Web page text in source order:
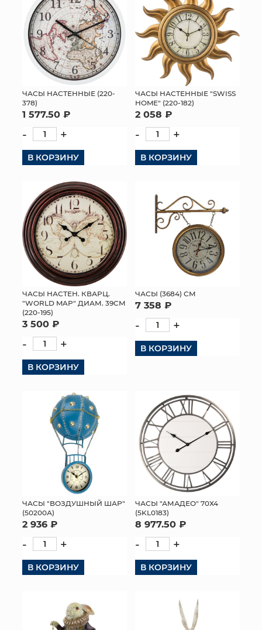
ЧАСЫ НАСТЕННЫЕ (220-
378)
1 577.50 ₽
- +
В КОРЗИНУ
ЧАСЫ НАСТЕННЫЕ "SWISS
HOME" (220-182)
2 058 ₽
- +
В КОРЗИНУ
ЧАСЫ НАСТЕН. КВАРЦ.
"WORLD MAP" ДИАМ. 39СМ
(220-195)
3 500 ₽
- +
В КОРЗИНУ
ЧАСЫ (3684) СМ
7 358 ₽
- +
В КОРЗИНУ
ЧАСЫ "ВОЗДУШНЫЙ ШАР"
(50200А)
2 936 ₽
- +
В КОРЗИНУ
ЧАСЫ "АМАДЕО" 70Х4
(5KL0183)
8 977.50 ₽
- +
В КОРЗИНУ